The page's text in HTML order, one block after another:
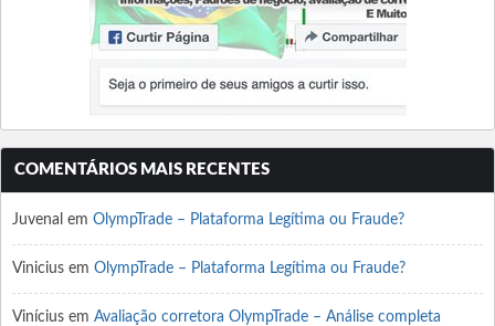
COMENTÁRIOS MAIS RECENTES
Juvenal em OlympTrade – Plataforma Legítima ou Fraude?
Vinicius em OlympTrade – Plataforma Legítima ou Fraude?
Vinícius em Avaliação corretora OlympTrade – Análise completa